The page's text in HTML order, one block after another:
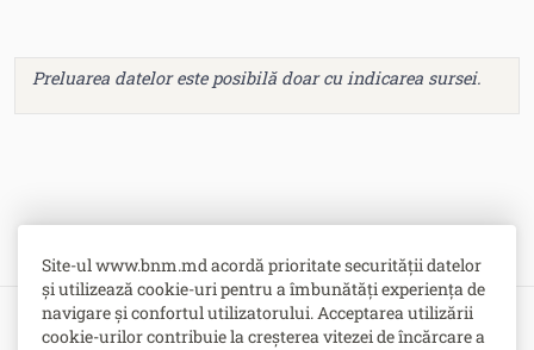
Site-ul www.bnm.md acordă prioritate securității datelor
și utilizează cookie-uri pentru a îmbunătăți experiența de
navigare și confortul utilizatorului. Acceptarea utilizării
cookie-urilor contribuie la creșterea vitezei de încărcare a
Preluarea datelor este posibilă doar cu indicarea sursei.
Bulevardul Grigore Vieru nr. 1,